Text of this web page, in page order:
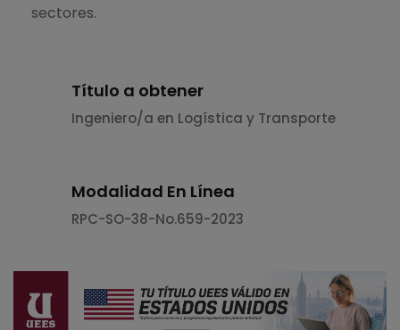
sectores.
Título a obtener
Ingeniero/a en Logística y Transporte
Modalidad En Línea
RPC-SO-38-No.659-2023